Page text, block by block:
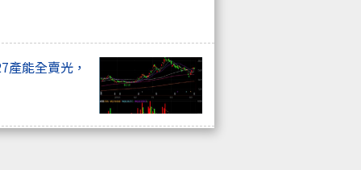
產能全賣光，